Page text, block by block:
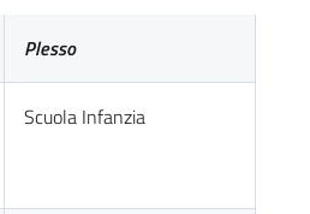
Plesso
Scuola Infanzia